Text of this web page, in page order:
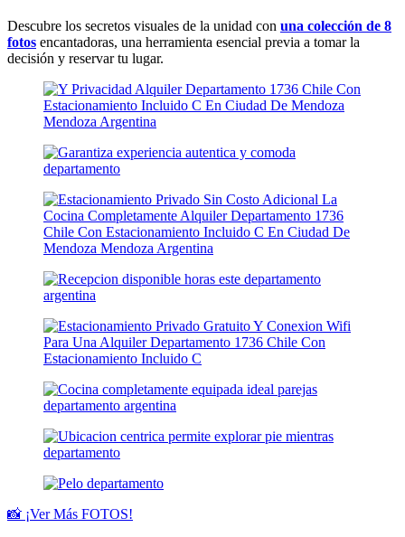
Descubre los secretos visuales de la unidad con una colección de 8
fotos encantadoras, una herramienta esencial previa a tomar la
decisión y reservar tu lugar.
📸 ¡Ver Más FOTOS!